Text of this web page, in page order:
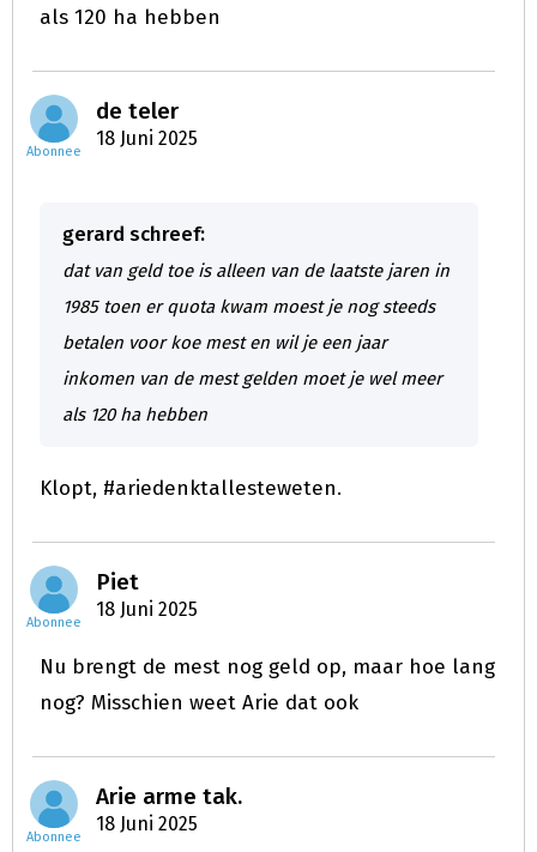
als 120 ha hebben
Abonnee
de teler
18 Juni 2025
gerard schreef:
dat van geld toe is alleen van de laatste jaren in
1985 toen er quota kwam moest je nog steeds
betalen voor koe mest en wil je een jaar
inkomen van de mest gelden moet je wel meer
als 120 ha hebben
Klopt, #ariedenktallesteweten.
Abonnee
Piet
18 Juni 2025
Nu brengt de mest nog geld op, maar hoe lang
nog? Misschien weet Arie dat ook
Abonnee
Arie arme tak.
18 Juni 2025